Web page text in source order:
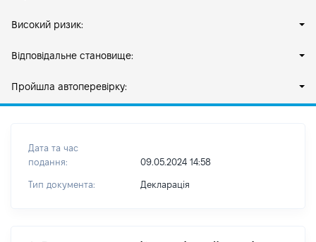
Високий ризик:
Відповідальне становище:
Пройшла автоперевірку:
Дата та час
подання:
09.05.2024 14:58
Тип документа: Декларація